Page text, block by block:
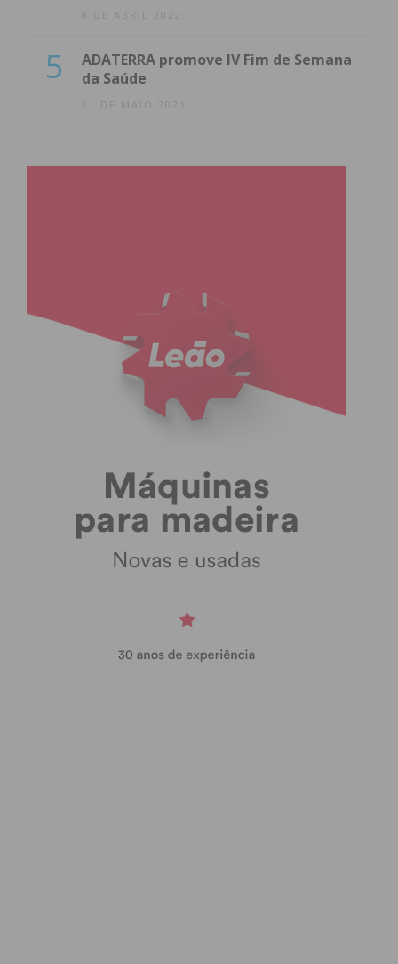
8 DE ABRIL 2022
5
ADATERRA promove IV Fim de Semana
da Saúde
21 DE MAIO 2021